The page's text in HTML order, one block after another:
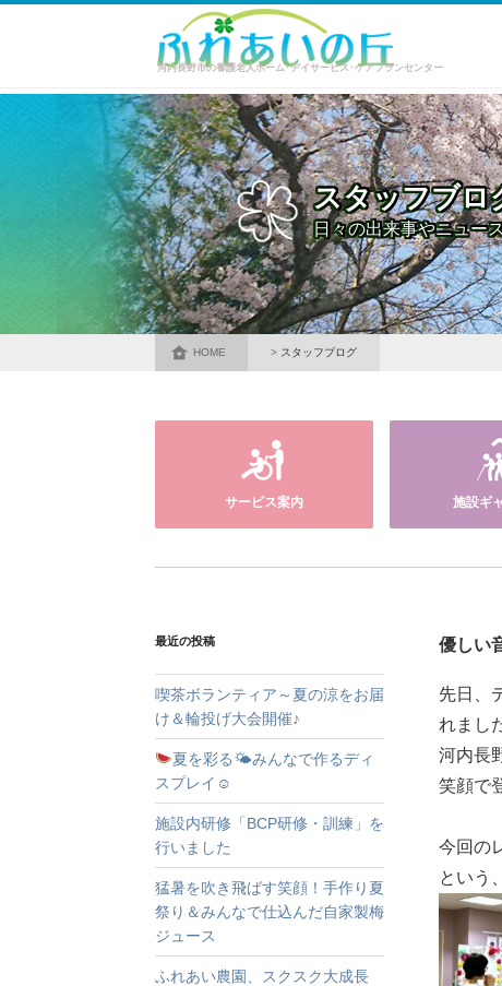
河内長野市の養護老人ホーム･デイサービス･ケアプランセンター
スタッフブロ
日々の出来事やニュー
HOME スタッフブログ
サービス案内 施設ギ
優しい
先日、
れまし
河内長
笑顔で
今回の
という
最近の投稿
喫茶ボランティア～夏の涼をお届
け＆輪投げ大会開催♪
夏を彩る🌤みんなで作るディ
スプレイ☺
施設内研修「BCP研修・訓練」を
行いました
猛暑を吹き飛ばす笑顔！手作り夏
祭り＆みんなで仕込んだ自家製梅
ジュース
ふれあい農園、スクスク大成長